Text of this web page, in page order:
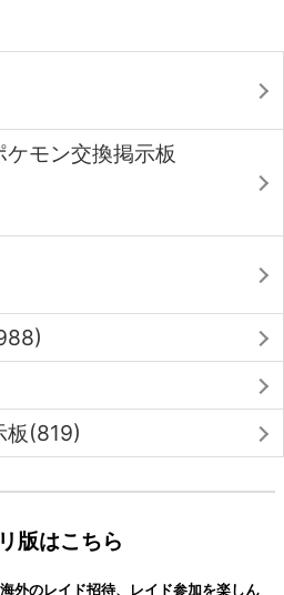
モン交換掲示板
板(819)
版はこちら
外のレイド招待、レイド参加を楽しん